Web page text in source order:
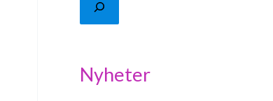
k
Nyheter